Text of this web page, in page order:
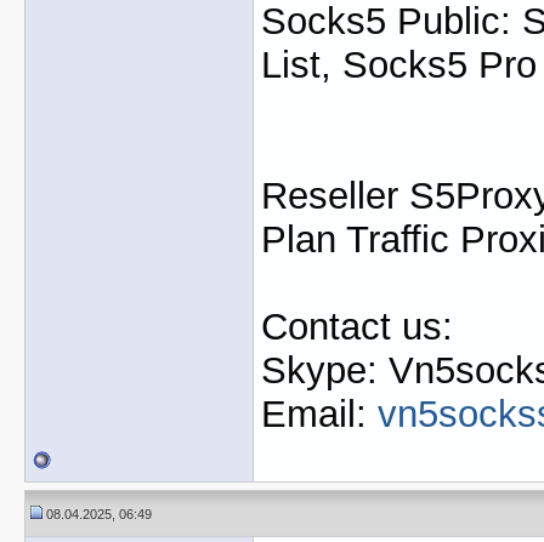
Socks5 Public:
List, Socks5 Pro
Reseller
Plan Traffic
Contact us:
Skype:
Email:
08.04.2025, 06:49